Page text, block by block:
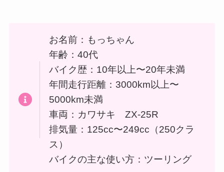
お名前：もっちゃん
年齢：40代
バイク歴：10年以上〜20年未満
年間走行距離：3000km以上〜
5000km未満
車両：カワサキ ZX-25R
排気量：125cc〜249cc（250クラ
ス）
バイクの主な使い方：ツーリング